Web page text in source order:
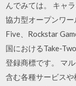
んでみては。 キャ
協力型オープンワ
Five、Rockstar
国におけるTake-
登録商標です。 マ
含む各種サービスや